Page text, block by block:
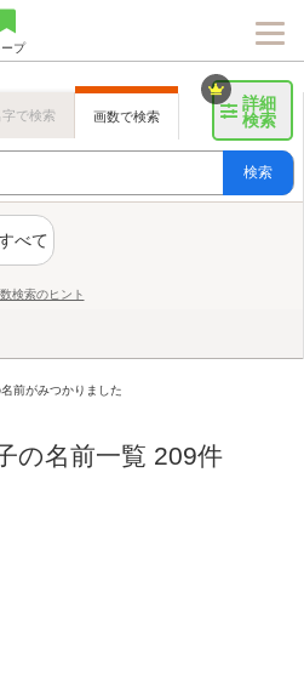
ープ
詳細
検索
字で検索 画数で検索
検索
べて
検索のヒント
前がみつかりました
の名前一覧 209件